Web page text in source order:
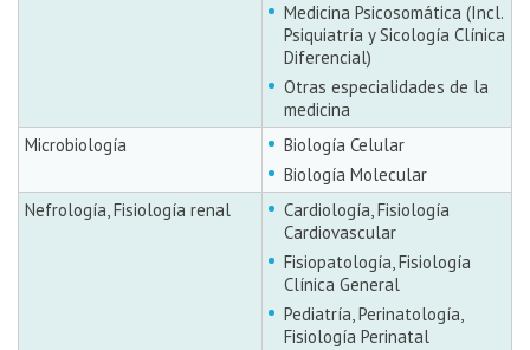
Medicina Psicosomática (Incl.
Psiquiatría y Sicología Clínica
Diferencial)
Otras especialidades de la
medicina
Microbiología
Biología Celular
Biología Molecular
Nefrología, Fisiología renal
Cardiología, Fisiología
Cardiovascular
Fisiopatología, Fisiología
Clínica General
Pediatría, Perinatología,
Fisiología Perinatal